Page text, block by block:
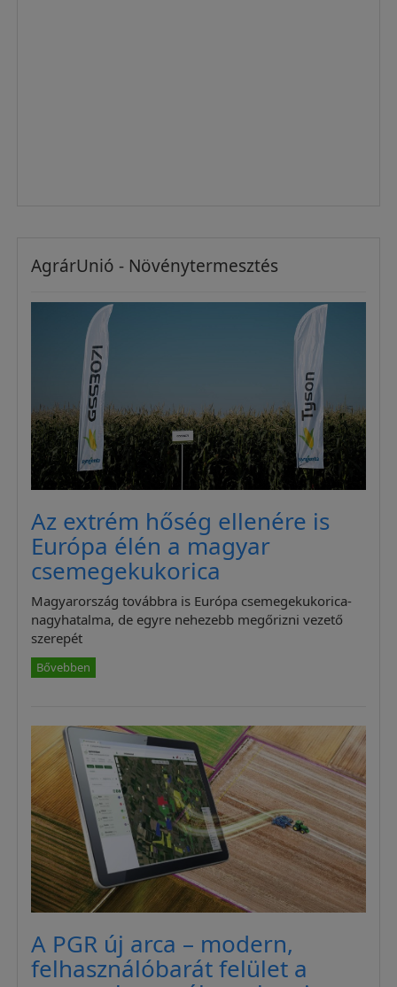
AgrárUnió - Növénytermesztés
Az extrém hőség ellenére is
Európa élén a magyar
csemegekukorica
Magyarország továbbra is Európa csemegekukorica-
nagyhatalma, de egyre nehezebb megőrizni vezető
szerepét
Bővebben
A PGR új arca – modern,
felhasználóbarát felület a